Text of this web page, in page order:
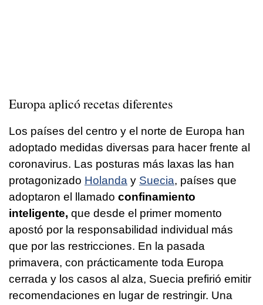
Europa aplicó recetas diferentes
Los países del centro y el norte de Europa han
adoptado medidas diversas para hacer frente al
coronavirus. Las posturas más laxas las han
protagonizado Holanda y Suecia, países que
adoptaron el llamado confinamiento
inteligente, que desde el primer momento
apostó por la responsabilidad individual más
que por las restricciones. En la pasada
primavera, con prácticamente toda Europa
cerrada y los casos al alza, Suecia prefirió emitir
recomendaciones en lugar de restringir. Una